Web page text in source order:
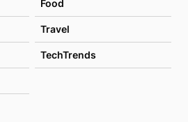
Food
Travel
TechTrends